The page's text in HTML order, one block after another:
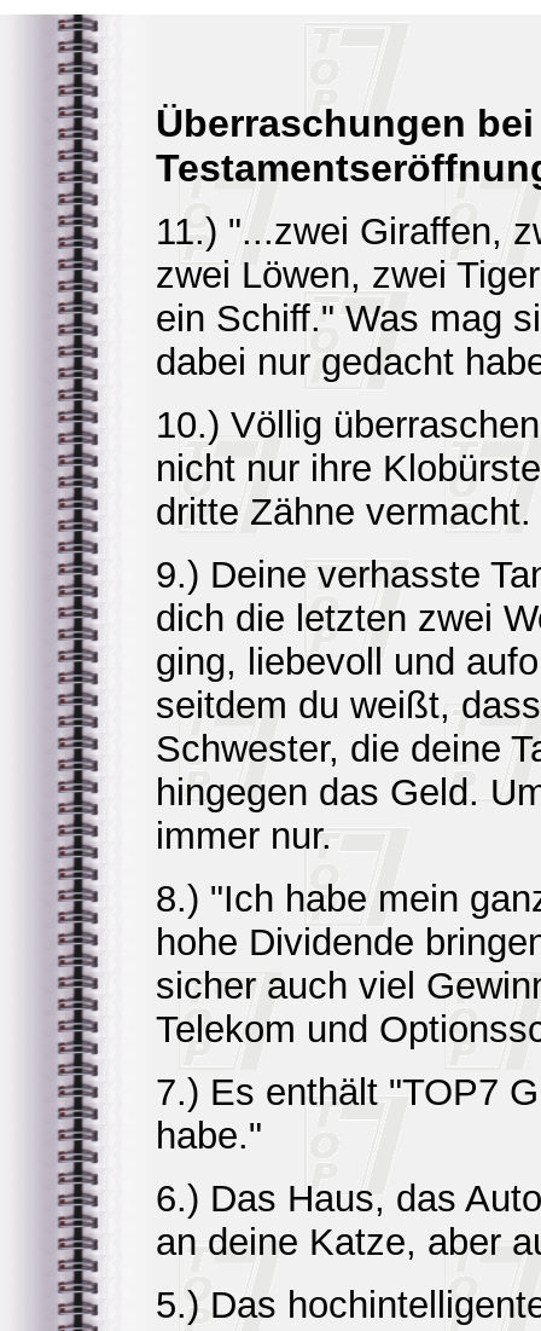
Überraschungen
11.) "...zwei Giraffen,
zwei Löwen, zwei
ein Schiff." Was mag
dabei nur gedacht
10.) Völlig
nicht nur ihre
dritte Zähne vermacht.
9.) Deine verhasste
dich die letzten zwei
ging, liebevoll und
seitdem du weißt,
Schwester, die deine
hingegen das Geld.
immer nur.
8.) "Ich habe mein
hohe Dividende
sicher auch viel
Telekom und
7.) Es enthält "TOP7
habe."
6.) Das Haus, das
an deine Katze, aber
5.) Das